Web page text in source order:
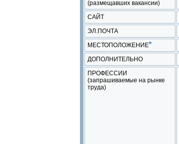
(размещавших вакансии)
САЙТ
ЭЛ.ПОЧТА
МЕСТОПОЛОЖЕНИЕ
ДОПОЛНИТЕЛЬНО
ПРОФЕССИИ
(запрашиваемые на рынке
труда)